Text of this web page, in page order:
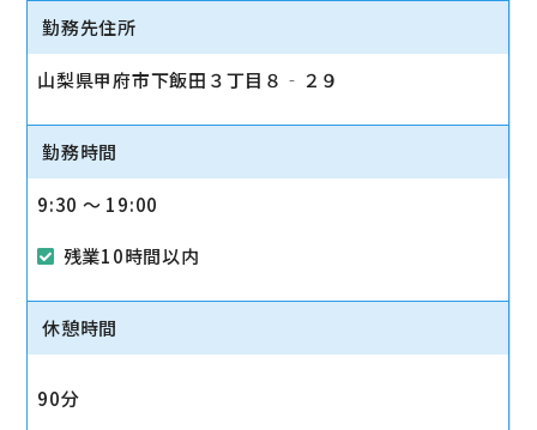
勤務先住所
山梨県甲府市下飯田３丁目８‐２９
勤務時間
9:30 〜 19:00
残業10時間以内
休憩時間
90分